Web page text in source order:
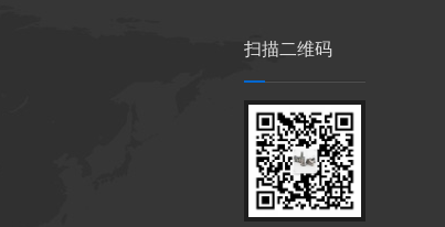
扫描二维码